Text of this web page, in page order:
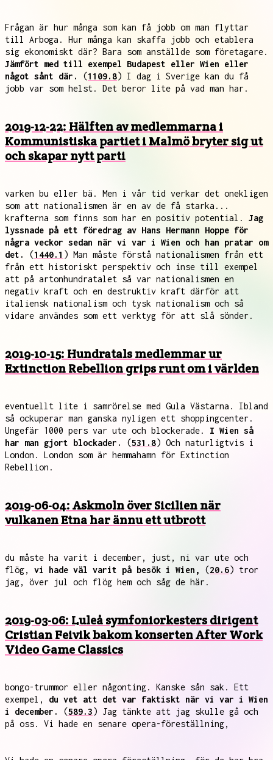
Frågan är hur många som kan få jobb om man flyttar
till Arboga. Hur många kan skaffa jobb och etablera
sig ekonomiskt där? Bara som anställde som företagare.
Jämfört med till exempel Budapest eller Wien eller
något sånt där.
(1109.8) I dag i Sverige kan du få
jobb var som helst. Det beror lite på vad man har.
2019-12-22: Hälften av medlemmarna i
Kommunistiska partiet i Malmö bryter sig ut
och skapar nytt parti
varken bu eller bä. Men i vår tid verkar det onekligen
som att nationalismen är en av de få starka...
krafterna som finns som har en positiv potential. Jag
lyssnade på ett föredrag av Hans Hermann Hoppe för
några veckor sedan när vi var i Wien och han pratar om
det.
(1440.1 ) Man måste förstå nationalismen från ett
från ett historiskt perspektiv och inse till exempel
att på artonhundratalet så var nationalismen en
negativ kraft och en destruktiv kraft därför att
italiensk nationalism och tysk nationalism och så
vidare användes som ett verktyg för att slå sönder.
2019-10-15: Hundratals medlemmar ur
Extinction Rebellion grips runt om i världen
eventuellt lite i samrörelse med Gula Västarna. Ibland
så ockuperar man ganska nyligen ett shoppingcenter.
Ungefär 1000 pers var ute och blockerade. I Wien så
har man gjort blockader.
(531.8) Och naturligtvis i
London. London som är hemmahamn för Extinction
Rebellion.
2019-06-04: Askmoln över Sicilien när
vulkanen Etna har ännu ett utbrott
du måste ha varit i december, just, ni var ute och
flög, vi hade väl varit på besök i Wien, (20.6) tror
jag, över jul och flög hem och såg de här.
2019-03-06: Luleå symfoniorkesters dirigent
Cristian Feivik bakom konserten After Work
Video Game Classics
bongo-trummor eller någonting. Kanske sån sak. Ett
exempel, du vet att det var faktiskt när vi var i Wien
i december.
(589.3) Jag tänkte att jag skulle gå och
på oss. Vi hade en senare opera-föreställning,